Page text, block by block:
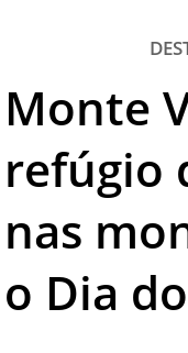
Monte
refúgio
nas
o Dia